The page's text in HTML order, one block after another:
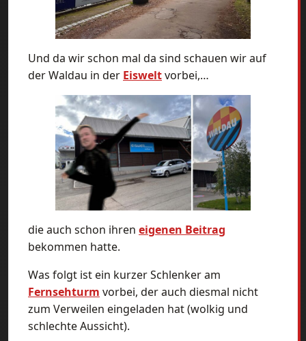
Und da wir schon mal da sind schauen wir auf
der Waldau in der Eisweltvorbei,…
die auch schon ihren eigenen Beitrag
bekommen hatte.
Was folgt ist ein kurzer Schlenker am
Fernsehturm vorbei, der auch diesmal nicht
zum Verweilen eingeladen hat (wolkig und
schlechte Aussicht).